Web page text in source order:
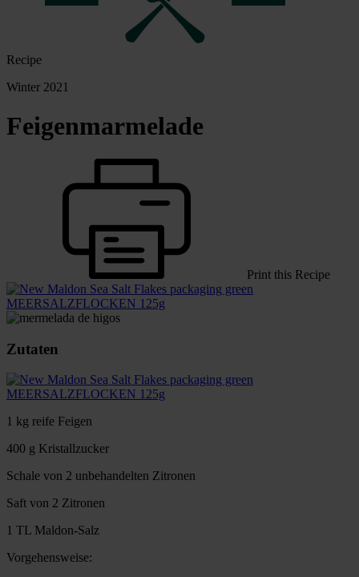
Recipe
Winter 2021
Feigenmarmelade
Print this Recipe
MEERSALZFLOCKEN 125g
Zutaten
MEERSALZFLOCKEN 125g
1 kg reife Feigen
400 g Kristallzucker
Schale von 2 unbehandelten Zitronen
Saft von 2 Zitronen
1 TL Maldon-Salz
Vorgehensweise: